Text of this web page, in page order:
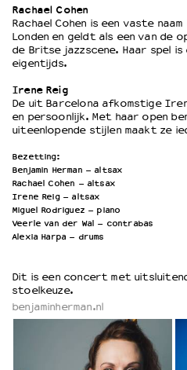
Rachael Cohen
Rachael Cohen is een vaste
Londen en geldt als een van de
de Britse jazzscene. Haar spel
eigentijds.
Irene Reig
De uit Barcelona afkomstige
en persoonlijk. Met haar open
uiteenlopende stijlen maakt ze
Bezetting:
Benjamin Herman – altsax
Rachael Cohen – altsax
Irene Reig – altsax
Miguel Rodriguez – piano
Veerle van der Wal – contrabas
Alexia Harpa – drums
Dit is een concert met
stoelkeuze.
benjaminherman.nl